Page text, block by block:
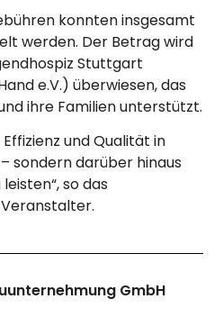
konnten insgesamt
werden. Der Betrag wird
Stuttgart
e.V.) überwiesen, das
ihre Familien unterstützt.
und Qualität in
sondern darüber hinaus
so das
GmbH